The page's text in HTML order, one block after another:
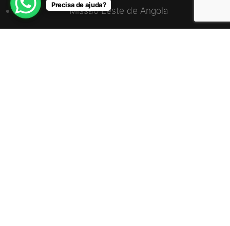
Missão Leste de Angola
Precisa de ajuda?